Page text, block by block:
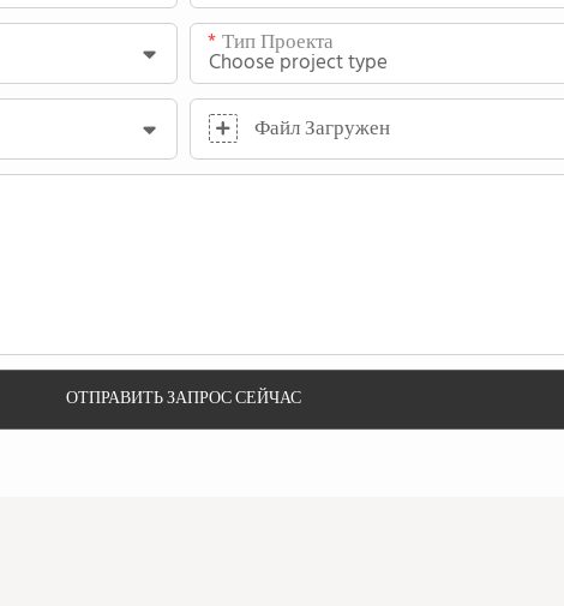
Тип Проекта
Файл Загружен
ОТПРАВИТЬ ЗАПРОС СЕЙЧАС